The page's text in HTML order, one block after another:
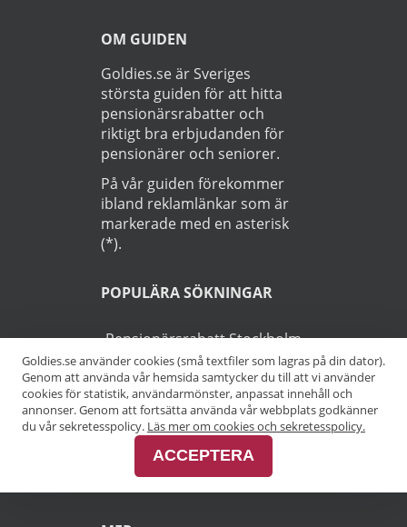
OM GUIDEN
Goldies.se är Sveriges
största guiden för att hitta
pensionärsrabatter och
riktigt bra erbjudanden för
pensionärer och seniorer.
På vår guiden förekommer
ibland reklamlänkar som är
markerade med en asterisk
(*).
POPULÄRA SÖKNINGAR
Pensionärsrabatt Stockholm
Pensionärsrabatt Göteborg
Pensionärsrabatt Malmö
Pensionärsrabatt Skåne
Goldies.se använder cookies (små textfiler som lagras på din dator).
Genom att använda vår hemsida samtycker du till att vi använder
cookies för statistik, användarmönster, anpassat innehåll och
annonser. Genom att fortsätta använda vår webbplats godkänner
du vår sekretesspolicy. Läs mer om cookies och sekretesspolicy.
ACCEPTERA